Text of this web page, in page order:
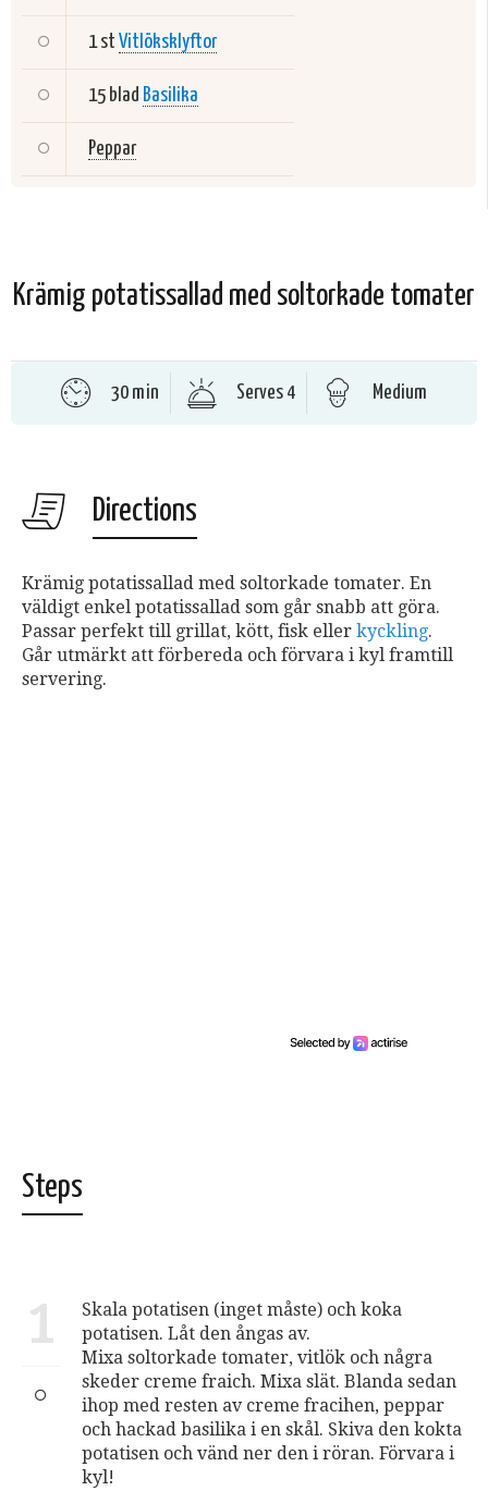
1 st Vitlöksklyftor
15 blad Basilika
Peppar
Krämig potatissallad med soltorkade tomater
30 min Serves 4 Medium
Directions
Krämig potatissallad med soltorkade tomater. En
väldigt enkel potatissallad som går snabb att göra.
Passar perfekt till grillat, kött, fisk eller kyckling.
Går utmärkt att förbereda och förvara i kyl framtill
servering.
Steps
1
Skala potatisen (inget måste) och koka
potatisen. Låt den ångas av.
Mixa soltorkade tomater, vitlök och några
skeder creme fraich. Mixa slät. Blanda sedan
ihop med resten av creme fracihen, peppar
och hackad basilika i en skål. Skiva den kokta
potatisen och vänd ner den i röran. Förvara i
kyl!